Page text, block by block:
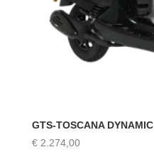
GTS-TOSCANA DYNAMIC
€2.274,00